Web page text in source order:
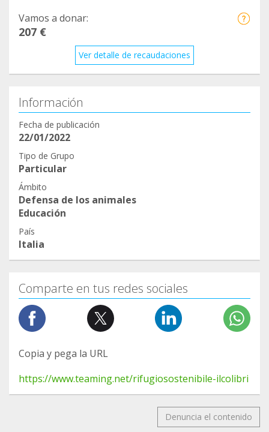
Vamos a donar:
207 €
Ver detalle de recaudaciones
Información
Fecha de publicación
22/01/2022
Tipo de Grupo
Particular
Ámbito
Defensa de los animales
Educación
País
Italia
Comparte en tus redes sociales
Copia y pega la URL
https://www.teaming.net/rifugiosostenibile-ilcolibri
Denuncia el contenido